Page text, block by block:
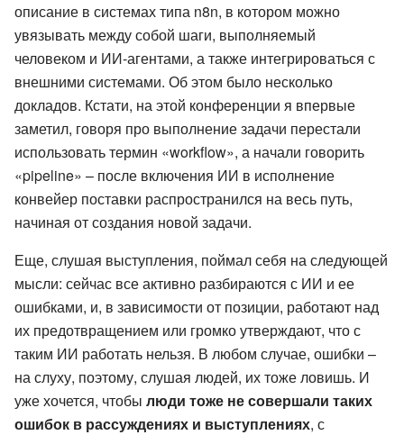
описание в системах типа n8n, в котором можно
увязывать между собой шаги, выполняемый
человеком и ИИ-агентами, а также интегрироваться с
внешними системами. Об этом было несколько
докладов. Кстати, на этой конференции я впервые
заметил, говоря про выполнение задачи перестали
использовать термин «workflow», а начали говорить
«pipeline» – после включения ИИ в исполнение
конвейер поставки распространился на весь путь,
начиная от создания новой задачи.
Еще, слушая выступления, поймал себя на следующей
мысли: сейчас все активно разбираются с ИИ и ее
ошибками, и, в зависимости от позиции, работают над
их предотвращением или громко утверждают, что с
таким ИИ работать нельзя. В любом случае, ошибки –
на слуху, поэтому, слушая людей, их тоже ловишь. И
уже хочется, чтобы люди тоже не совершали таких
ошибок в рассуждениях и выступлениях, с